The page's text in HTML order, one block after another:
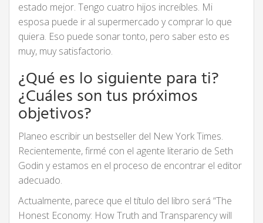
estado mejor. Tengo cuatro hijos increíbles. Mi
esposa puede ir al supermercado y comprar lo que
quiera. Eso puede sonar tonto, pero saber esto es
muy, muy satisfactorio.
¿Qué es lo siguiente para ti?
¿Cuáles son tus próximos
objetivos?
Planeo escribir un bestseller del New York Times.
Recientemente, firmé con el agente literario de Seth
Godin y estamos en el proceso de encontrar el editor
adecuado.
Actualmente, parece que el título del libro será “The
Honest Economy: How Truth and Transparency will